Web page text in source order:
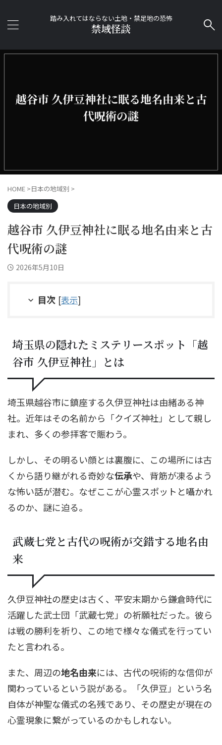
踏み入れてはならない土地・禁足地の恐怖
禁域怪談
HOME >日本の地域別 >
日本の地域別
越谷市 久伊豆神社に眠る地名由来と古
代呪術の謎
2026年5月10日
目次 [表示]
埼玉県の隠れたミステリースポット「越
谷市 久伊豆神社」とは
埼玉県越谷市に鎮座する久伊豆神社は由緒ある神
社。近年はその名前から「クイズ神社」として親し
まれ、多くの参拝客で賑わう。
しかし、その明るい顔とは裏腹に、この場所には古
くから語り継がれる奇妙な伝承や、背筋が凍るよう
な怖い話が潜む。なぜここが心霊スポットと囁かれ
るのか、謎に迫る。
武蔵七党と古代の呪術が交錯する地名由
来
久伊豆神社の歴史は古く、平安末期から鎌倉時代に
活躍した武士団「武蔵七党」の祈願社だった。彼ら
は戦の勝利を祈り、この地で様々な儀式を行ってい
たと言われる。
また、周辺の地名由来には、古代の呪術的な信仰が
関わっているという説がある。「久伊豆」という名
自体が神聖な儀式の名残であり、その歴史が現在の
心霊現象に繋がっているのかもしれない。